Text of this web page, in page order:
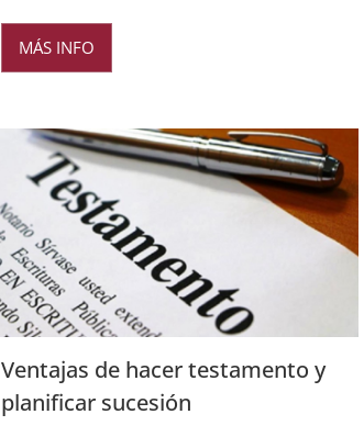
MÁS INFO
Ventajas de hacer testamento y
planificar sucesión